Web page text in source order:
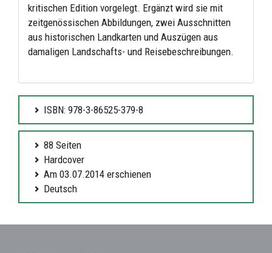
kritischen Edition vorgelegt. Ergänzt wird sie mit
zeitgenössischen Abbildungen, zwei Ausschnitten
aus historischen Landkarten und Auszügen aus
damaligen Landschafts- und Reisebeschreibungen.
ISBN: 978-3-86525-379-8
88 Seiten
Hardcover
Am 03.07.2014 erschienen
Deutsch